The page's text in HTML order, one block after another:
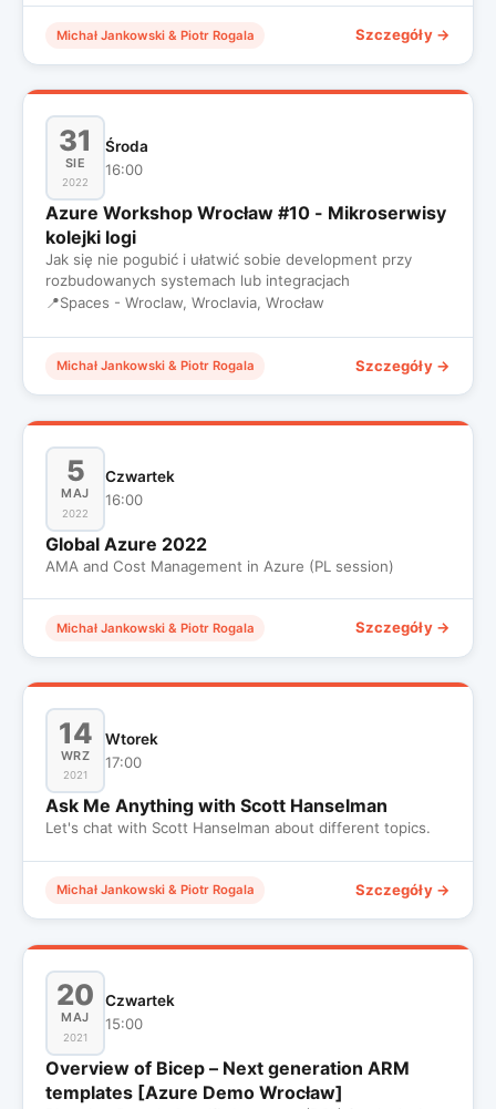
Michał Jankowski & Piotr Rogala Szczegóły →
31
SIE
2022
Środa
16:00
Azure Workshop Wrocław #10 - Mikroserwisy
kolejki logi
Jak się nie pogubić i ułatwić sobie development przy
rozbudowanych systemach lub integracjach
📍Spaces - Wroclaw, Wroclavia, Wrocław
Michał Jankowski & Piotr Rogala Szczegóły →
5
MAJ
2022
Czwartek
16:00
Global Azure 2022
AMA and Cost Management in Azure (PL session)
Michał Jankowski & Piotr Rogala Szczegóły →
14
WRZ
2021
Wtorek
17:00
Ask Me Anything with Scott Hanselman
Let's chat with Scott Hanselman about different topics.
Michał Jankowski & Piotr Rogala Szczegóły →
20
MAJ
2021
Czwartek
15:00
Overview of Bicep – Next generation ARM
templates [Azure Demo Wrocław]